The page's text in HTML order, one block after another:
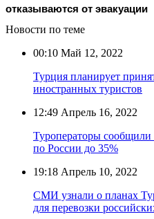
отказываются от эвакуации
Новости по теме
00:10 Май 12, 2022
Турция планирует
иностранных туристов
12:49 Апрель 16, 2022
Туроператоры сообщили
по России до 35%
19:18 Апрель 10, 2022
СМИ узнали о планах
для перевозки